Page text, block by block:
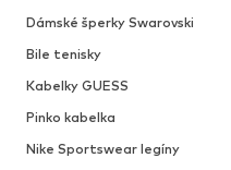
Dámské šperky Swarovski
Bile tenisky
Kabelky GUESS
Pinko kabelka
Nike Sportswear legíny